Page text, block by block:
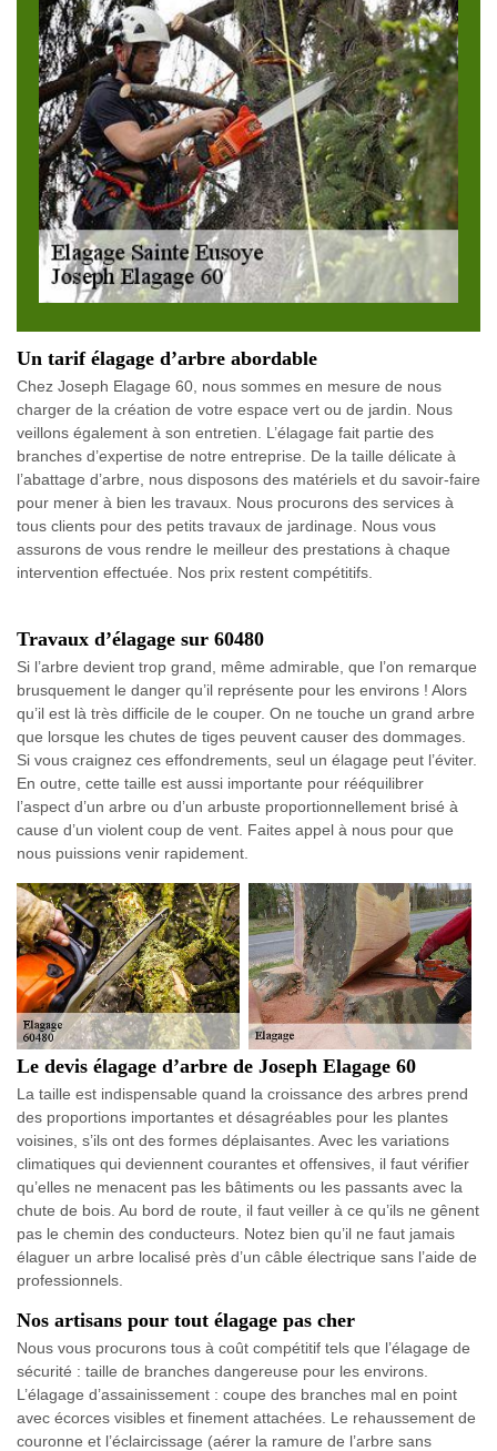
Un tarif élagage d’arbre abordable
Chez Joseph Elagage 60, nous sommes en mesure de nous
charger de la création de votre espace vert ou de jardin. Nous
veillons également à son entretien. L’élagage fait partie des
branches d’expertise de notre entreprise. De la taille délicate à
l’abattage d’arbre, nous disposons des matériels et du savoir-faire
pour mener à bien les travaux. Nous procurons des services à
tous clients pour des petits travaux de jardinage. Nous vous
assurons de vous rendre le meilleur des prestations à chaque
intervention effectuée. Nos prix restent compétitifs.
Travaux d’élagage sur 60480
Si l’arbre devient trop grand, même admirable, que l’on remarque
brusquement le danger qu’il représente pour les environs ! Alors
qu’il est là très difficile de le couper. On ne touche un grand arbre
que lorsque les chutes de tiges peuvent causer des dommages.
Si vous craignez ces effondrements, seul un élagage peut l’éviter.
En outre, cette taille est aussi importante pour rééquilibrer
l’aspect d’un arbre ou d’un arbuste proportionnellement brisé à
cause d’un violent coup de vent. Faites appel à nous pour que
nous puissions venir rapidement.
Le devis élagage d’arbre de Joseph Elagage 60
La taille est indispensable quand la croissance des arbres prend
des proportions importantes et désagréables pour les plantes
voisines, s’ils ont des formes déplaisantes. Avec les variations
climatiques qui deviennent courantes et offensives, il faut vérifier
qu’elles ne menacent pas les bâtiments ou les passants avec la
chute de bois. Au bord de route, il faut veiller à ce qu’ils ne gênent
pas le chemin des conducteurs. Notez bien qu’il ne faut jamais
élaguer un arbre localisé près d’un câble électrique sans l’aide de
professionnels.
Nos artisans pour tout élagage pas cher
Nous vous procurons tous à coût compétitif tels que l’élagage de
sécurité : taille de branches dangereuse pour les environs.
L’élagage d’assainissement : coupe des branches mal en point
avec écorces visibles et finement attachées. Le rehaussement de
couronne et l’éclaircissage (aérer la ramure de l’arbre sans